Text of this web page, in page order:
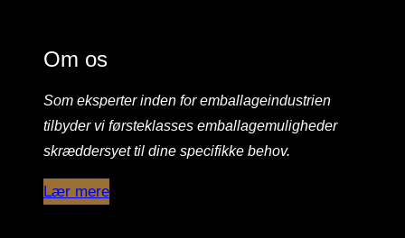
Om os
Som eksperter inden for emballageindustrien
tilbyder vi førsteklasses emballagemuligheder
skræddersyet til dine specifikke behov.
Lær mere